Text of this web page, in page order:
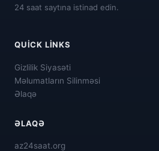
24 saat saytına istinad edin.
QUICK LINKS
Gizlilik Siyasəti
Məlumatların Silinməsi
Əlaqə
ƏLAQƏ
az24saat.org